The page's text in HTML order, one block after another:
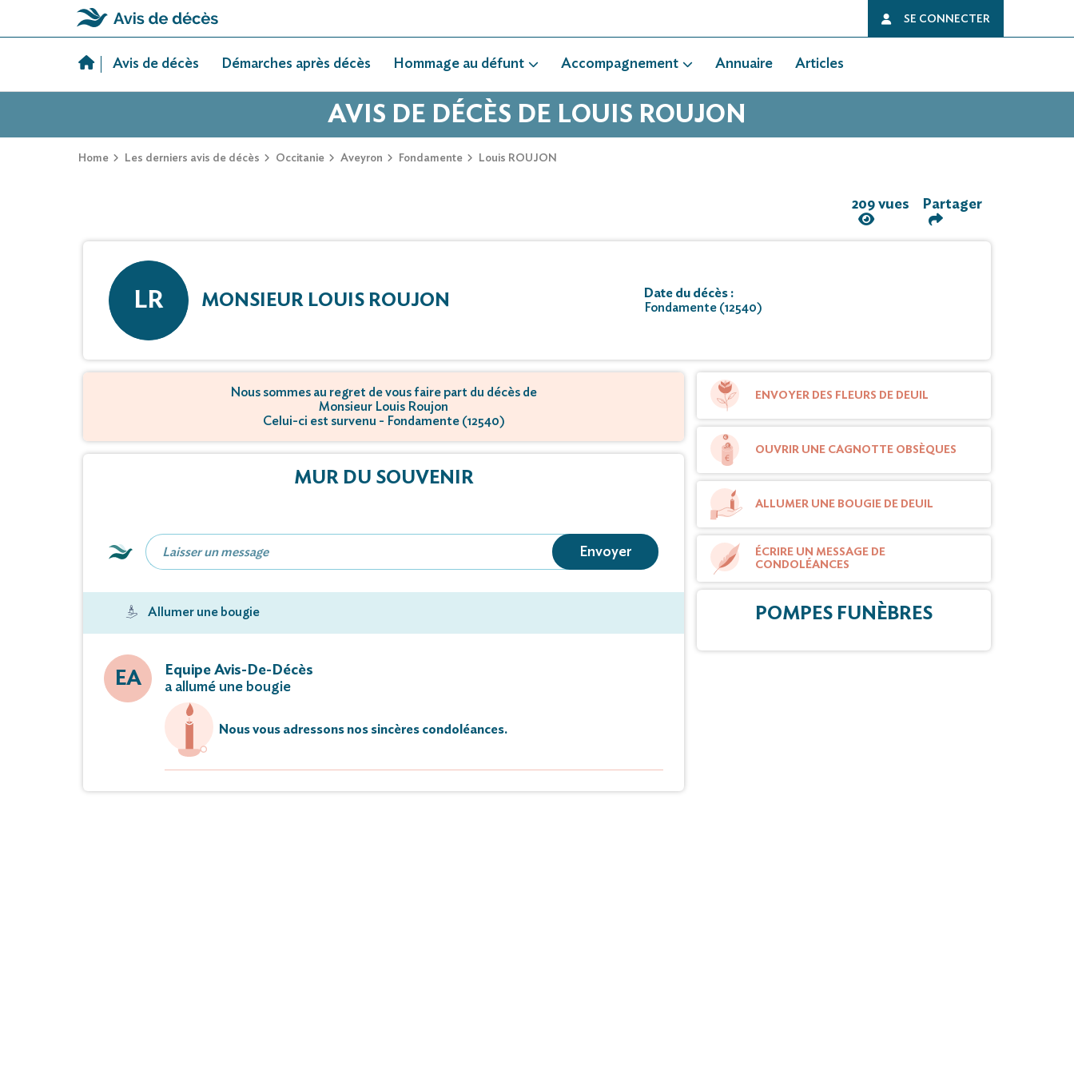
SE CONNECTER
Avis de décès Démarches après décès Hommage au défunt Accompagnement Annuaire Articles
AVIS DE DÉCÈS DE LOUIS ROUJON
Home Les derniers avis de décès Occitanie Aveyron Fondamente Louis ROUJON
209 vues Partager
LR MONSIEUR LOUIS ROUJON
Date du décès :
Fondamente (12540)
Nous sommes au regret de vous faire part du décès de
Monsieur Louis Roujon
Celui-ci est survenu - Fondamente (12540)
MUR DU SOUVENIR
Envoyer
Allumer une bougie
EA
Equipe Avis-De-Décès
a allumé une bougie
Nous vous adressons nos sincères condoléances.
ENVOYER DES FLEURS DE DEUIL
OUVRIR UNE CAGNOTTE OBSÈQUES
ALLUMER UNE BOUGIE DE DEUIL
ÉCRIRE UN MESSAGE DE
CONDOLÉANCES
POMPES FUNÈBRES